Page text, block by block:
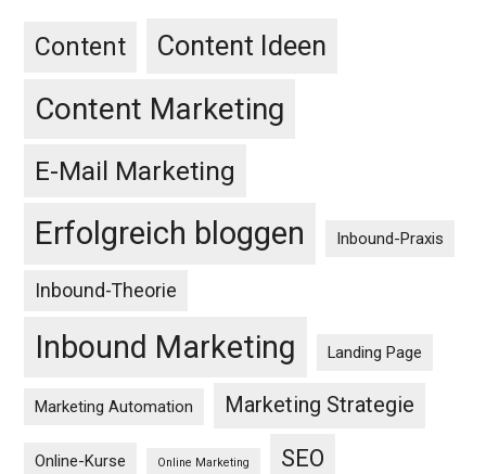
Content Content Ideen
Content Marketing
E-Mail Marketing
Erfolgreich bloggen Inbound-Praxis
Inbound-Theorie
Inbound Marketing Landing Page
Marketing Automation Marketing Strategie
Online-Kurse Online Marketing SEO